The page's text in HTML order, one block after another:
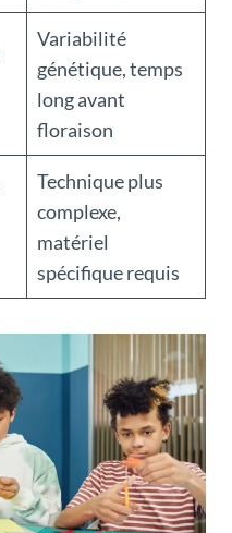
Variabilité
génétique, temps
long avant
floraison
Technique plus
complexe,
matériel
spécifique requis